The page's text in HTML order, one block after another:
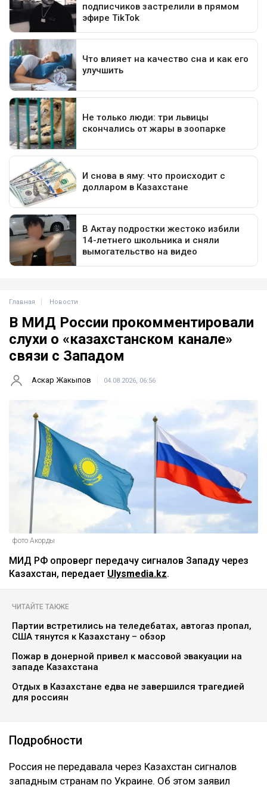
Главная Новости
В МИД России прокомментировали
слухи о «казахстанском канале»
связи с Западом
Аскар Жакыпов 04.08.2026, 06:56
фото Акорды
МИД РФ опроверг передачу сигналов Западу через
Казахстан, передает Ulysmedia.kz.
ЧИТАЙТЕ ТАКЖЕ
Партии встретились на теледебатах, автогаз пропал,
США тянутся к Казахстану – обзор
Пожар в донерной привел к массовой эвакуации на
западе Казахстана
Отдых в Казахстане едва не завершился трагедией
для россиян
Подробности
‎Россия не передавала через Казахстан сигналов
западным странам по Украине. Об этом заявил